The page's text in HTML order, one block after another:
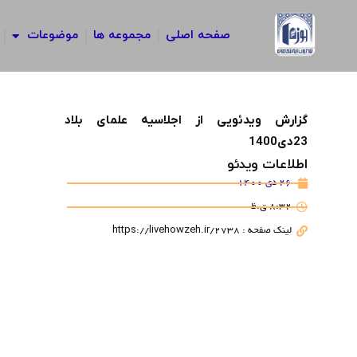
صفحه اصلی مجموعه ها موضوعات
گزارش ویدئویی از اجلاسیه علمای بلاد
23دی1400
اطلاعات ویدئو
26 دی 1400
8:32 ق.ظ
لینک صفحه : https://livehowzeh.ir/2738